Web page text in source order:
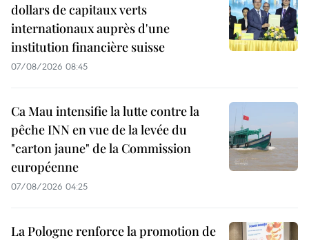
dollars de capitaux verts
internationaux auprès d'une
institution financière suisse
07/08/2026 08:45
Ca Mau intensifie la lutte contre la
pêche INN en vue de la levée du
"carton jaune" de la Commission
européenne
07/08/2026 04:25
La Pologne renforce la promotion de